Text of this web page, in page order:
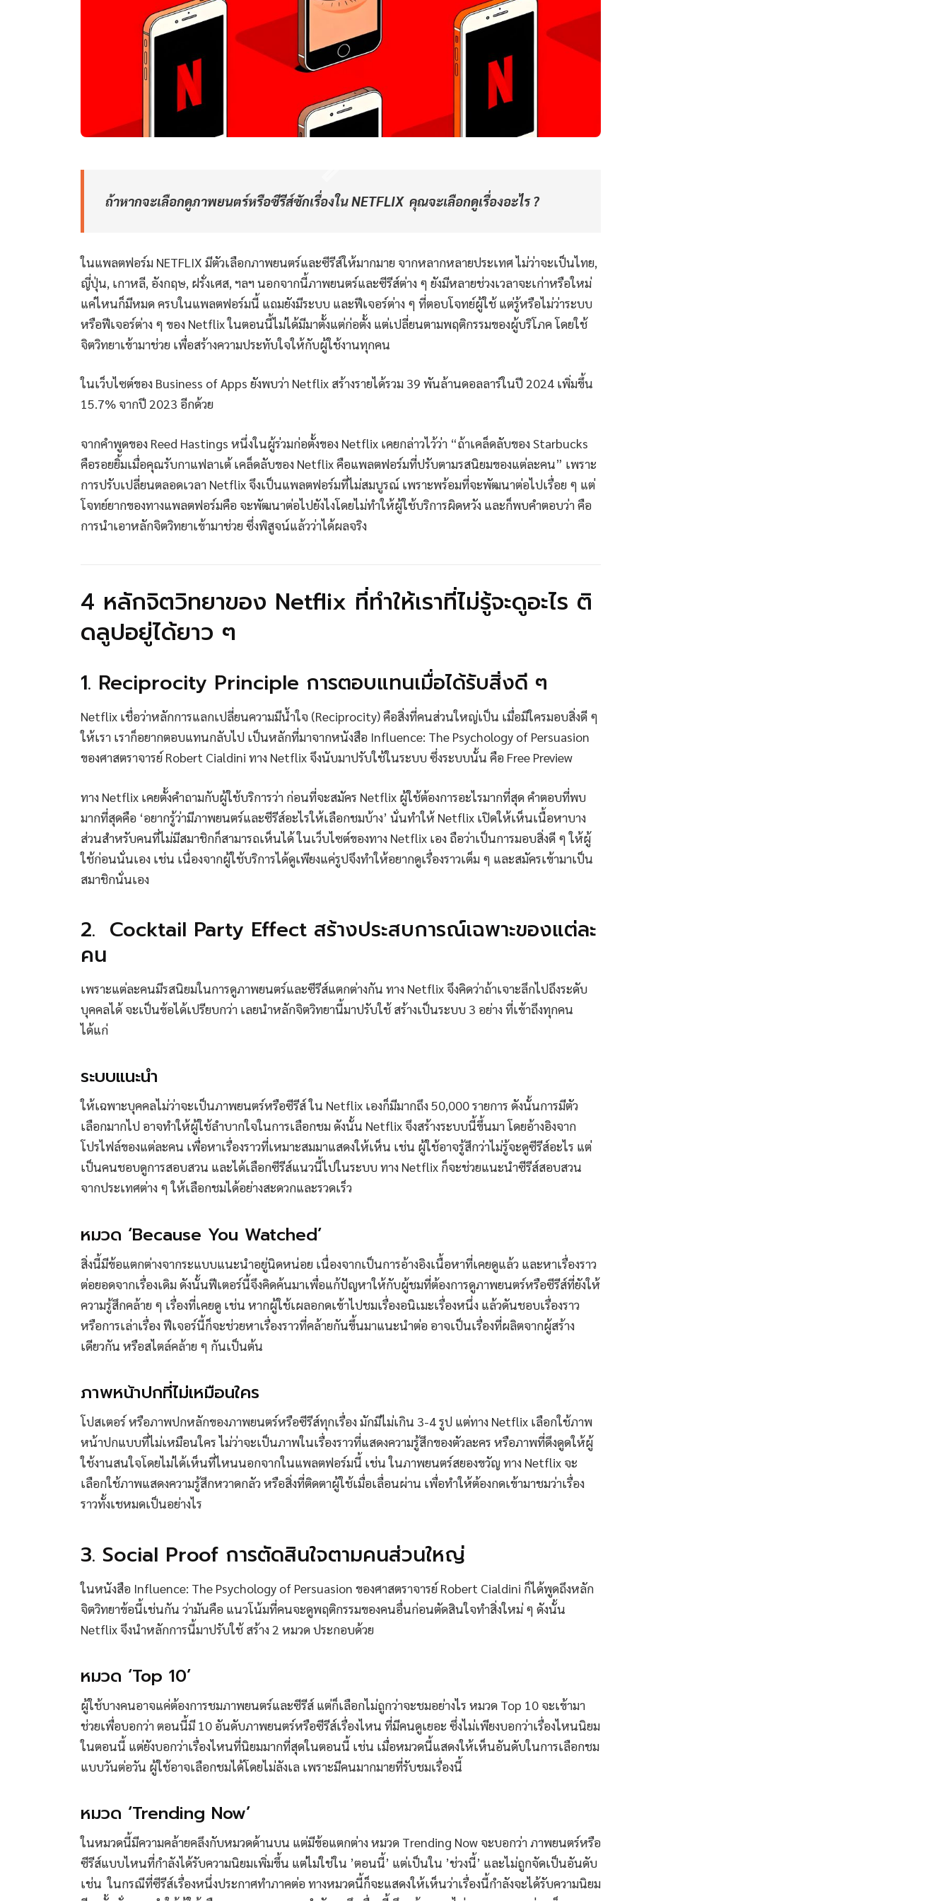
ถ้าหากจะเลือกดูภาพยนตร์หรือซีรีส์ซักเรื่องใน NETFLIX คุณจะเลือกดูเรื่องอะไร ?
ในแพลตฟอร์ม NETFLIX มีตัวเลือกภาพยนตร์และซีรีส์ให้มากมาย จากหลากหลายประเทศ ไม่ว่าจะเป็นไทย,
ญี่ปุ่น, เกาหลี, อังกฤษ, ฝรั่งเศส, ฯลฯ นอกจากนี้ภาพยนตร์และซีรีส์ต่าง ๆ ยังมีหลายช่วงเวลาจะเก่าหรือใหม่
แค่ไหนก็มีหมด ครบในแพลตฟอร์มนี้ แถมยังมีระบบ และฟีเจอร์ต่าง ๆ ที่ตอบโจทย์ผู้ใช้ แต่รู้หรือไม่ว่าระบบ
หรือฟีเจอร์ต่าง ๆ ของ Netflix ในตอนนี้ไม่ได้มีมาตั้งแต่ก่อตั้ง แต่เปลี่ยนตามพฤติกรรมของผู้บริโภค โดยใช้
จิตวิทยาเข้ามาช่วย เพื่อสร้างความประทับใจให้กับผู้ใช้งานทุกคน
ในเว็บไซต์ของ Business of Apps ยังพบว่า Netflix สร้างรายได้รวม 39 พันล้านดอลลาร์ในปี 2024 เพิ่มขึ้น
15.7% จากปี 2023 อีกด้วย
จากคำพูดของ Reed Hastings หนึ่งในผู้ร่วมก่อตั้งของ Netflix เคยกล่าวไว้ว่า “ถ้าเคล็ดลับของ Starbucks
คือรอยยิ้มเมื่อคุณรับกาแฟลาเต้ เคล็ดลับของ Netflix คือแพลตฟอร์มที่ปรับตามรสนิยมของแต่ละคน” เพราะ
การปรับเปลี่ยนตลอดเวลา Netflix จึงเป็นแพลตฟอร์มที่ไม่สมบูรณ์ เพราะพร้อมที่จะพัฒนาต่อไปเรื่อย ๆ แต่
โจทย์ยากของทางแพลตฟอร์มคือ จะพัฒนาต่อไปยังไงโดยไม่ทำให้ผู้ใช้บริการผิดหวัง และก็พบคำตอบว่า คือ
การนำเอาหลักจิตวิทยาเข้ามาช่วย ซึ่งพิสูจน์แล้วว่าได้ผลจริง
4 หลักจิตวิทยาของ Netflix ที่ทำให้เราที่ไม่รู้จะดูอะไร ติ
ดลูปอยู่ได้ยาว ๆ
1. Reciprocity Principle การตอบแทนเมื่อได้รับสิ่งดี ๆ
Netflix เชื่อว่าหลักการแลกเปลี่ยนความมีน้ำใจ (Reciprocity) คือสิ่งที่คนส่วนใหญ่เป็น เมื่อมีใครมอบสิ่งดี ๆ
ให้เรา เราก็อยากตอบแทนกลับไป เป็นหลักที่มาจากหนังสือ Influence: The Psychology of Persuasion
ของศาสตราจารย์ Robert Cialdini ทาง Netflix จึงนับมาปรับใช้ในระบบ ซึ่งระบบนั้น คือ Free Preview
ทาง Netflix เคยตั้งคำถามกับผู้ใช้บริการว่า ก่อนที่จะสมัคร Netflix ผู้ใช้ต้องการอะไรมากที่สุด คำตอบที่พบ
มากที่สุดคือ ‘อยากรู้ว่ามีภาพยนตร์และซีรีส์อะไรให้เลือกชมบ้าง’ นั่นทำให้ Netflix เปิดให้เห็นเนื้อหาบาง
ส่วนสำหรับคนที่ไม่มีสมาชิกก็สามารถเห็นได้ ในเว็บไซต์ของทาง Netflix เอง ถือว่าเป็นการมอบสิ่งดี ๆ ให้ผู้
ใช้ก่อนนั่นเอง เช่น เนื่องจากผู้ใช้บริการได้ดูเพียงแค่รูปจึงทำให้อยากดูเรื่องราวเต็ม ๆ และสมัครเข้ามาเป็น
สมาชิกนั่นเอง
2. Cocktail Party Effect สร้างประสบการณ์เฉพาะของแต่ละ
คน
เพราะแต่ละคนมีรสนิยมในการดูภาพยนตร์และซีรีส์แตกต่างกัน ทาง Netflix จึงคิดว่าถ้าเจาะลึกไปถึงระดับ
บุคคลได้ จะเป็นข้อได้เปรียบกว่า เลยนำหลักจิตวิทยานี้มาปรับใช้ สร้างเป็นระบบ 3 อย่าง ที่เข้าถึงทุกคน
ได้แก่
ระบบแนะนำ
ให้เฉพาะบุคคลไม่ว่าจะเป็นภาพยนตร์หรือซีรีส์ ใน Netflix เองก็มีมากถึง 50,000 รายการ ดังนั้นการมีตัว
เลือกมากไป อาจทำให้ผู้ใช้ลำบากใจในการเลือกชม ดังนั้น Netflix จึงสร้างระบบนี้ขึ้นมา โดยอ้างอิงจาก
โปรไฟล์ของแต่ละคน เพื่อหาเรื่องราวที่เหมาะสมมาแสดงให้เห็น เช่น ผู้ใช้อาจรู้สึกว่าไม่รู้จะดูซีรีส์อะไร แต่
เป็นคนชอบดูการสอบสวน และได้เลือกซีรีส์แนวนี้ไปในระบบ ทาง Netflix ก็จะช่วยแนะนำซีรีส์สอบสวน
จากประเทศต่าง ๆ ให้เลือกชมได้อย่างสะดวกและรวดเร็ว
หมวด ‘Because You Watched’
สิ่งนี้มีข้อแตกต่างจากระแบบแนะนำอยู่นิดหน่อย เนื่องจากเป็นการอ้างอิงเนื้อหาที่เคยดูแล้ว และหาเรื่องราว
ต่อยอดจากเรื่องเดิม ดังนั้นฟีเตอร์นี้จึงคิดค้นมาเพื่อแก้ปัญหาให้กับผู้ชมที่ต้องการดูภาพยนตร์หรือซีรีส์ที่ยังให้
ความรู้สึกคล้าย ๆ เรื่องที่เคยดู เช่น หากผู้ใช้เผลอกดเข้าไปชมเรื่องอนิเมะเรื่องหนึ่ง แล้วดันชอบเรื่องราว
หรือการเล่าเรื่อง ฟีเจอร์นี้ก็จะช่วยหาเรื่องราวที่คล้ายกันขึ้นมาแนะนำต่อ อาจเป็นเรื่องที่ผลิตจากผู้สร้าง
เดียวกัน หรือสไตล์คล้าย ๆ กันเป็นต้น
ภาพหน้าปกที่ไม่เหมือนใคร
โปสเตอร์ หรือภาพปกหลักของภาพยนตร์หรือซีรีส์ทุกเรื่อง มักมีไม่เกิน 3-4 รูป แต่ทาง Netflix เลือกใช้ภาพ
หน้าปกแบบที่ไม่เหมือนใคร ไม่ว่าจะเป็นภาพในเรื่องราวที่แสดงความรู้สึกของตัวละคร หรือภาพที่ดึงดูดให้ผู้
ใช้งานสนใจโดยไม่ได้เห็นที่ไหนนอกจากในแพลตฟอร์มนี้ เช่น ในภาพยนตร์สยองขวัญ ทาง Netflix จะ
เลือกใช้ภาพแสดงความรู้สึกหวาดกลัว หรือสิ่งที่ติดตาผู้ใช้เมื่อเลื่อนผ่าน เพื่อทำให้ต้องกดเข้ามาชมว่าเรื่อง
ราวทั้งเชหมดเป็นอย่างไร
3. Social Proof การตัดสินใจตามคนส่วนใหญ่
ในหนังสือ Influence: The Psychology of Persuasion ของศาสตราจารย์ Robert Cialdini ก็ได้พูดถึงหลัก
จิตวิทยาข้อนี้เช่นกัน ว่ามันคือ แนวโน้มที่คนจะดูพฤติกรรมของคนอื่นก่อนตัดสินใจทำสิ่งใหม่ ๆ ดังนั้น
Netflix จึงนำหลักการนี้มาปรับใช้ สร้าง 2 หมวด ประกอบด้วย
หมวด ‘Top 10’
ผู้ใช้บางคนอาจแค่ต้องการชมภาพยนตร์และซีรีส์ แต่ก็เลือกไม่ถูกว่าจะชมอย่างไร หมวด Top 10 จะเข้ามา
ช่วยเพื่อบอกว่า ตอนนี้มี 10 อันดับภาพยนตร์หรือซีรีส์เรื่องไหน ที่มีคนดูเยอะ ซึ่งไม่เพียงบอกว่าเรื่องไหนนิยม
ในตอนนี้ แต่ยังบอกว่าเรื่องไหนที่นิยมมากที่สุดในตอนนี้ เช่น เมื่อหมวดนี้แสดงให้เห็นอันดับในการเลือกชม
แบบวันต่อวัน ผู้ใช้อาจเลือกชมได้โดยไม่ลังเล เพราะมีคนมากมายที่รับชมเรื่องนี้
หมวด ‘Trending Now’
ในหมวดนี้มีความคล้ายคลึงกับหมวดด้านบน แต่มีข้อแตกต่าง หมวด Trending Now จะบอกว่า ภาพยนตร์หรือ
ซีรีส์แบบไหนที่กำลังได้รับความนิยมเพิ่มขึ้น แต่ไม่ใช่ใน ’ตอนนี้’ แต่เป็นใน ’ช่วงนี้’ และไม่ถูกจัดเป็นอันดับ
เช่น ในกรณีที่ซีรีส์เรื่องหนึ่งประกาศทำภาคต่อ ทางหมวดนี้ก็จะแสดงให้เห็นว่าเรื่องนี้กำลังจะได้รับความนิยม